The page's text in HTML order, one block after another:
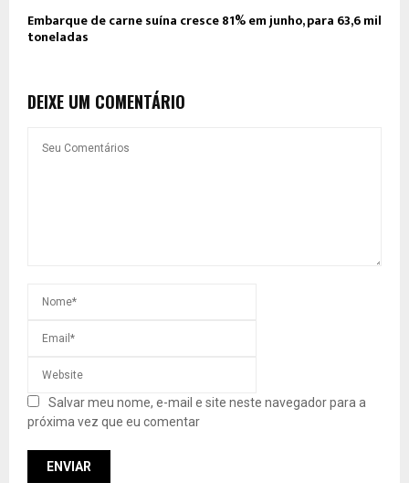
Embarque de carne suína cresce 81% em junho, para 63,6 mil
toneladas
DEIXE UM COMENTÁRIO
Salvar meu nome, e-mail e site neste navegador para a
próxima vez que eu comentar